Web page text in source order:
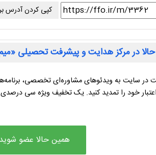
کپی کردن آدرس
در مرکز هدایت و پیشرفت تحصیلی
در سایت به ویدئوهای مشاوره‌ای تخصصی،
خود را تمدید کنید. یک تخفیف ویژه سی
همین حالا عضو